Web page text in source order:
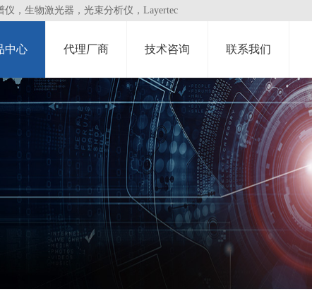
，生物激光器，光束分析仪，Layertec
中心 代理厂商 技术咨询 联系我们